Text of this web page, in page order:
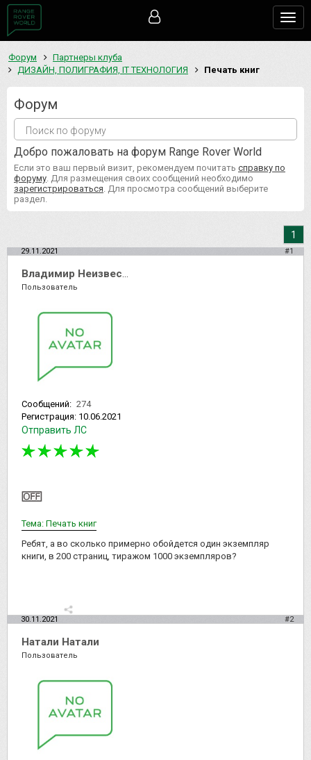
Форум
Партнеры клуба
ДИЗАЙН, ПОЛИГРАФИЯ, IT ТЕХНОЛОГИЯ
Печать книг
Форум
Добро пожаловать на форум Range Rover World
Если это ваш первый визит, рекомендуем почитать справку по
форуму . Для размещения своих сообщений необходимо
зарегистрироваться . Для просмотра сообщений выберите
раздел.
1
29.11.2021 #1
Пользователь
Сообщений: 274
Регистрация: 10.06.2021
Отправить ЛС
Тема: Печать книг
Ребят, а во сколько примерно обойдется один экземпляр
книги, в 200 страниц, тиражом 1000 экземпляров?
30.11.2021 #2
Натали Натали
Пользователь